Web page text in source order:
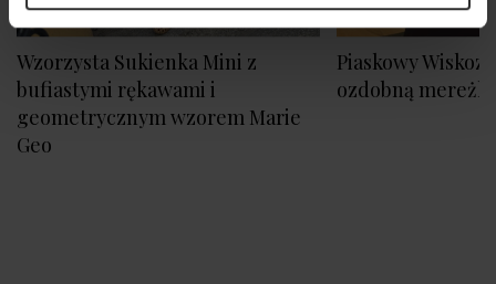
Wzorzysta Sukienka Mini z
bufiastymi rękawami i
geometrycznym wzorem Marie
Geo
Piaskowy
ozdobną